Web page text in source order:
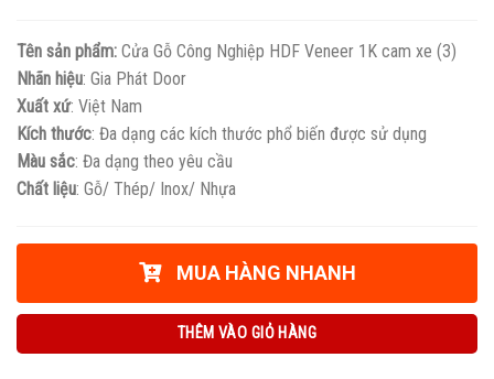
Tên sản phẩm: Cửa Gỗ Công Nghiệp HDF Veneer 1K cam xe (3)
Nhãn hiệu: Gia Phát Door
Xuất xứ: Việt Nam
Kích thước: Đa dạng các kích thước phổ biến được sử dụng
Màu sắc: Đa dạng theo yêu cầu
Chất liệu: Gỗ/ Thép/ Inox/ Nhựa
MUA HÀNG NHANH
THÊM VÀO GIỎ HÀNG